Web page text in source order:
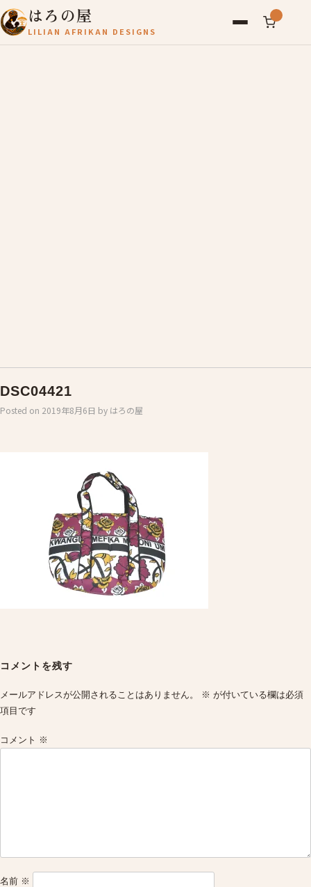
はろの屋
LILIAN AFRIKAN DESIGNS
DSC04421
Posted on 2019年8月6日 by はろの屋
navigation
コメントを残す
メールアドレスが公開されることはありません。 ※ が付いている欄は必須
項目です
コメント ※
名前 ※